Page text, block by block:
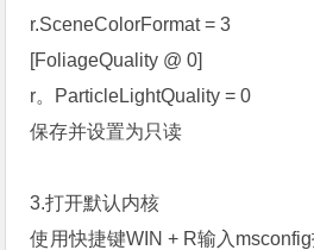
r.SceneColorFormat = 3
[FoliageQuality @ 0]
r。ParticleLightQuality = 0
保存并设置为只读
3.打开默认内核
使用快捷键WIN + R输入